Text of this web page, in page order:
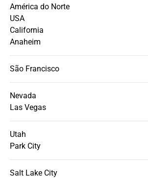
América do Norte
USA
California
Anaheim
São Francisco
Nevada
Las Vegas
Utah
Park City
Salt Lake City